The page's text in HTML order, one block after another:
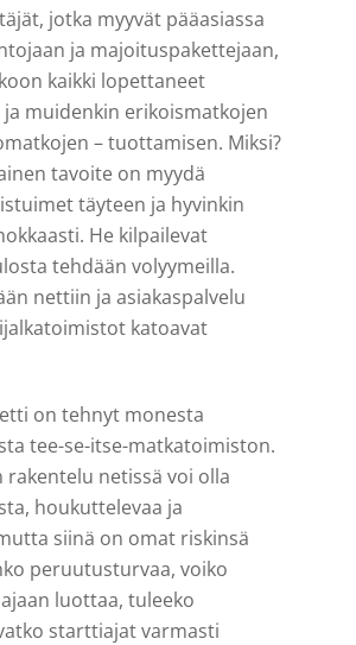
jotka myyvät pääasiassa
ja majoituspakettejaan,
kaikki lopettaneet
muidenkin erikoismatkojen
– tuottamisen. Miksi?
tavoite on myydä
täyteen ja hyvinkin
He kilpailevat
tehdään volyymeilla.
nettiin ja asiakaspalvelu
katoavat
on tehnyt monesta
tee-se-itse-matkatoimiston.
rakentelu netissä voi olla
houkuttelevaa ja
siinä on omat riskinsä
peruutusturvaa, voiko
luottaa, tuleeko
starttiajat varmasti